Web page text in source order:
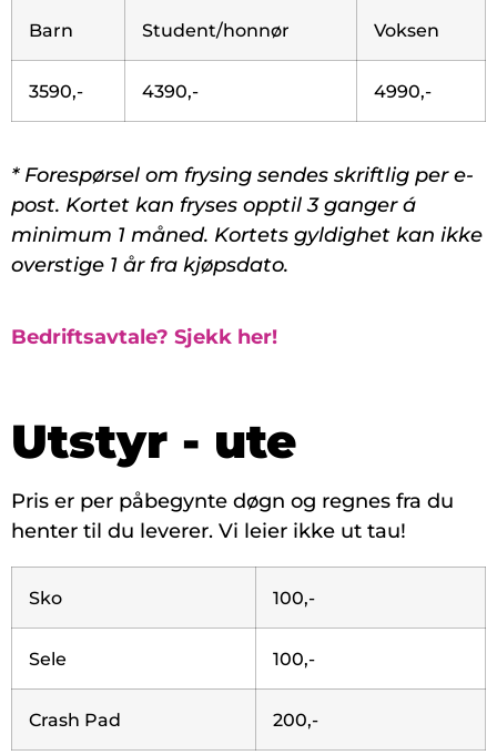
Barn Student/honnør Voksen
3590,- 4390,- 4990,-
* Forespørsel om frysing sendes skriftlig per e-
post. Kortet kan fryses opptil 3 ganger á
minimum 1 måned. Kortets gyldighet kan ikke
overstige 1 år fra kjøpsdato.
Bedriftsavtale? Sjekk her!
Utstyr - ute
Pris er per påbegynte døgn og regnes fra du
henter til du leverer. Vi leier ikke ut tau!
Sko 100,-
Sele 100,-
Crash Pad 200,-